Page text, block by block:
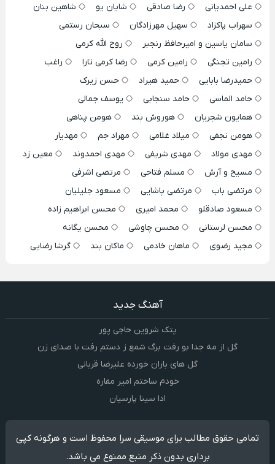
علی احمدیانی
رضا صادقی شایان یو
شاهین بنان
سهراب پاکزاد
سهیل مهرزادگان
سبحان رستمی
سامان یاسین و امیرحافظ رنجبر
روح الله کرمی
رامین تجنگی
رامین کرمی رضا کرمی تارا
راغب
حمیدرضا بابایی
حمید هیراد
حسن زیرک
حامد الماسی
حامد سنجابی
یوسف جمالی
همایون شجریان
هوروش بند
هومن پناهی
هومن نجفی
میلاد غلامی مهراد جم
مهدیار
مهدی مولاد
مهدی شریفی مهدی احمدوند
معین زد
مسیح و آرش
مسلم فتاحی
مرتضی اشرفی
مرتضی باب
مرتضی پاشایی
مسعود جلیلیان
مسعود صادقلو
محمد امیری
محسن ابراهیم زاده
محسن لرستانی
محسن چاوشی
محسن یگانه
مجید رضوی
ماهان خادمی ماکان بند گرشا رضایی
آهنگ جدید
پتک شروین حاجی پور
گل از مه جدا بو رفت برگ شمع ز دستم رفت با صدای زن
گل های باران خورده علیرضا قربانی
خودم ساختم امیر مقاره
ادا سینا پارسیان
تمامی حقوق مطالب برای موسیقی سرا محفوظ است و هرگونه کپی
برداری بدون ذکر منبع ممنوع می باشد.